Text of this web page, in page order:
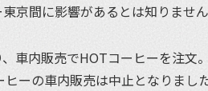
京間に影響があるとは知りません
車内販売でHOTコーヒーを注文。
ーの車内販売は中止となりまし